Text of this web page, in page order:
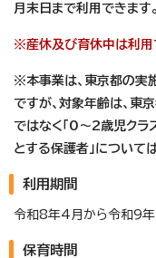
月末日まで利用できます
※産休及び育休中は利用
※本事業は、東京都の実
ですが、対象年齢は、東
ではなく「0～2歳児クラ
とする保護者」について
利用期間
令和8年4月から令和9
保育時間